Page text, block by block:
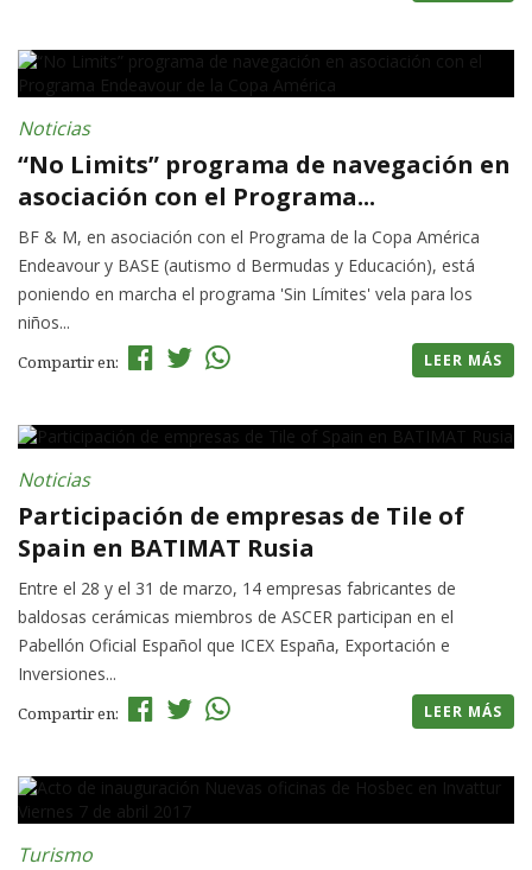
Noticias
“No Limits” programa de navegación en
asociación con el Programa...
BF & M, en asociación con el Programa de la Copa América
Endeavour y BASE (autismo d Bermudas y Educación), está
poniendo en marcha el programa 'Sin Límites' vela para los
niños...
Compartir en: LEER MÁS
Noticias
Participación de empresas de Tile of
Spain en BATIMAT Rusia
Entre el 28 y el 31 de marzo, 14 empresas fabricantes de
baldosas cerámicas miembros de ASCER participan en el
Pabellón Oficial Español que ICEX España, Exportación e
Inversiones...
Compartir en: LEER MÁS
Turismo